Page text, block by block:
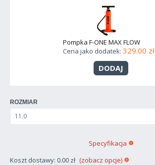
Pompka F-ONE MAX FLOW
Cena jako dodatek: 329.00 zł
DODAJ
ROZMIAR
Koszt dostawy: 0.00 zł (zobacz opcje)
Specyfikacja